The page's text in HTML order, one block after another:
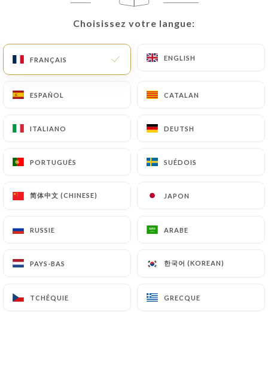
Choisissez votre langue:
FRANÇAIS ENGLISH
ESPAÑOL CATALAN
ITALIANO DEUTSH
PORTUGUÊS SUÉDOIS
简体中文 (CHINESE) JAPON
RUSSIE ARABE
PAYS-BAS 한국어 (KOREAN)
TCHÉQUIE GRECQUE
Choisissez votre langue:
FRANÇAIS ENGLISH
ESPAÑOL CATALAN
ITALIANO DEUTSH
PORTUGUÊS SUÉDOIS
简体中文 (CHINESE) JAPON
RUSSIE ARABE
PAYS-BAS 한국어 (KOREAN)
TCHÉQUIE GRECQUE